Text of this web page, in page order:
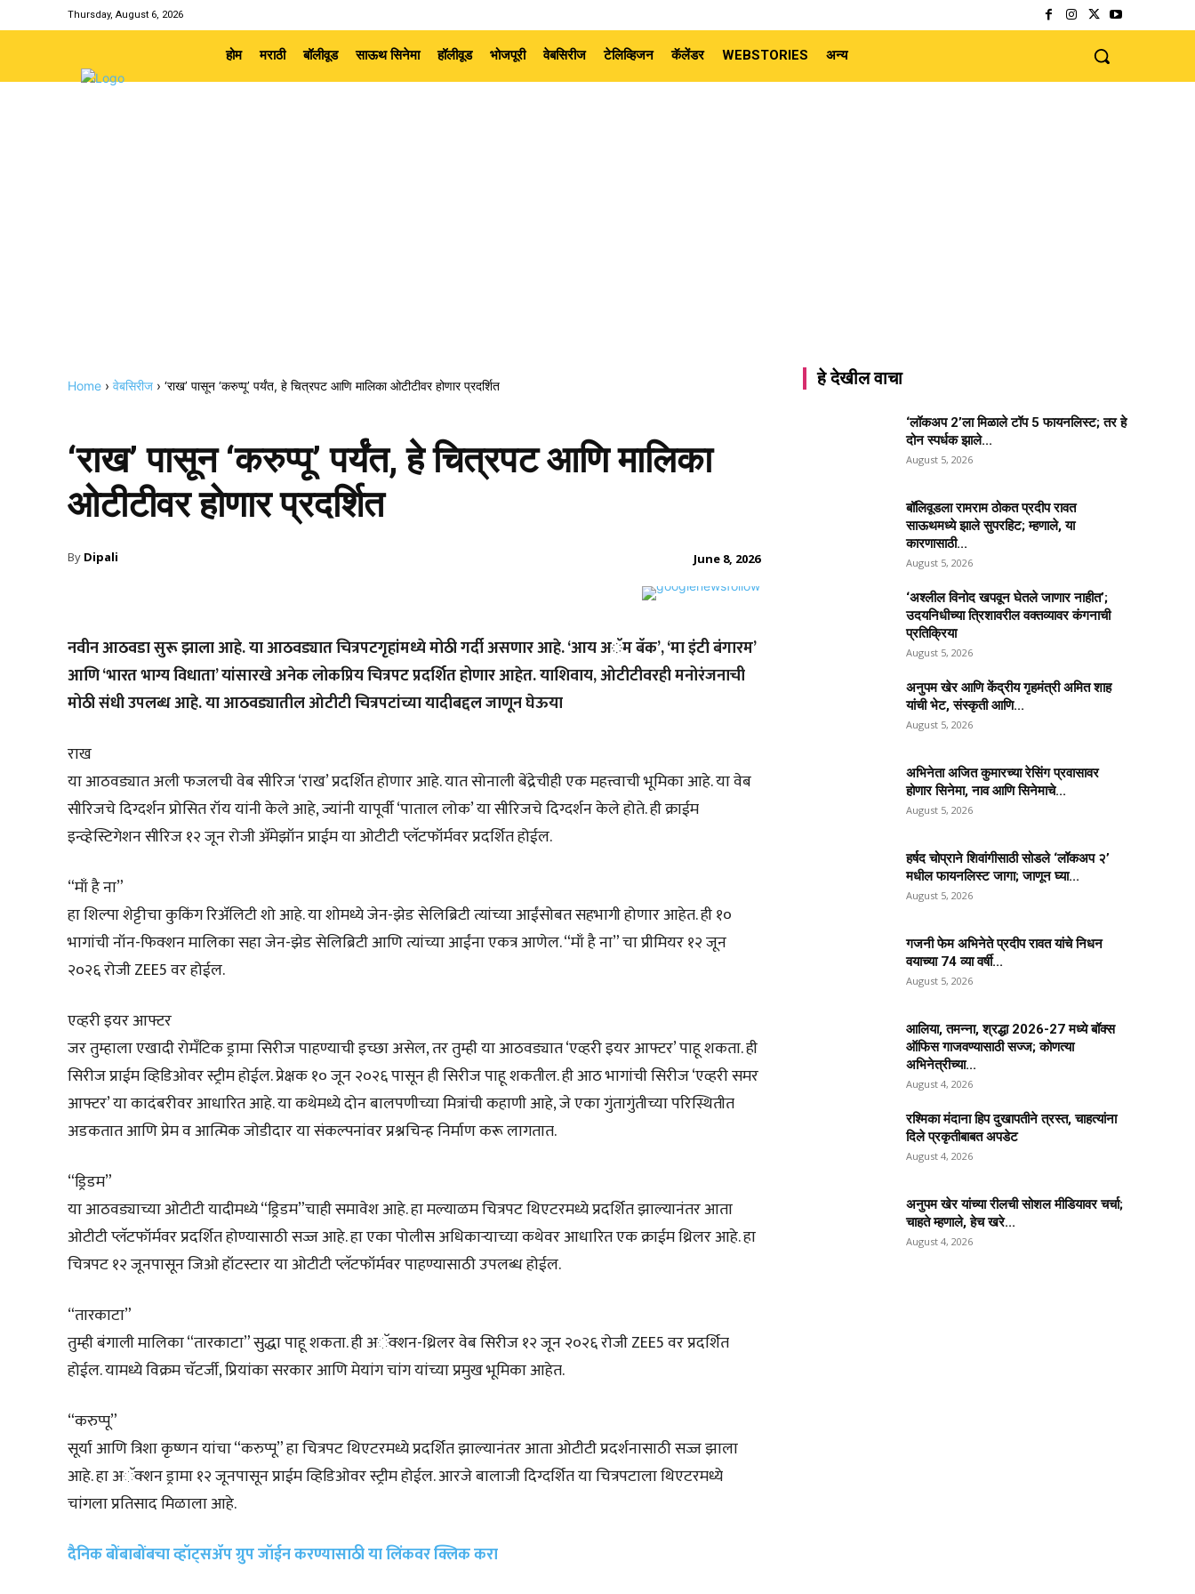
Thursday, August 6, 2026
होम मराठी बॉलीवूड साऊथ सिनेमा हॉलीवूड भोजपूरी वेबसिरीज टेलिव्हिजन कॅलेंडर WEBSTORIES अन्य
Home › वेबसिरीज › ‘राख’ पासून ‘करुप्पू’ पर्यंत, हे चित्रपट आणि मालिका ओटीटीवर होणार प्रदर्शित
‘राख’ पासून ‘करुप्पू’ पर्यंत, हे चित्रपट आणि मालिका
ओटीटीवर होणार प्रदर्शित
By Dipali June 8, 2026
नवीन आठवडा सुरू झाला आहे. या आठवड्यात चित्रपटगृहांमध्ये मोठी गर्दी असणार आहे. ‘आय अॅम बॅक’, ‘मा इंटी बंगारम’
आणि ‘भारत भाग्य विधाता’ यांसारखे अनेक लोकप्रिय चित्रपट प्रदर्शित होणार आहेत. याशिवाय, ओटीटीवरही मनोरंजनाची
मोठी संधी उपलब्ध आहे. या आठवड्यातील ओटीटी चित्रपटांच्या यादीबद्दल जाणून घेऊया
राख
या आठवड्यात अली फजलची वेब सीरिज ‘राख’ प्रदर्शित होणार आहे. यात सोनाली बेंद्रेचीही एक महत्त्वाची भूमिका आहे. या वेब
सीरिजचे दिग्दर्शन प्रोसित रॉय यांनी केले आहे, ज्यांनी यापूर्वी ‘पाताल लोक’ या सीरिजचे दिग्दर्शन केले होते. ही क्राईम
इन्व्हेस्टिगेशन सीरिज १२ जून रोजी ॲमेझॉन प्राईम या ओटीटी प्लॅटफॉर्मवर प्रदर्शित होईल.
“माँ है ना”
हा शिल्पा शेट्टीचा कुकिंग रिॲलिटी शो आहे. या शोमध्ये जेन-झेड सेलिब्रिटी त्यांच्या आईंसोबत सहभागी होणार आहेत. ही १०
भागांची नॉन-फिक्शन मालिका सहा जेन-झेड सेलिब्रिटी आणि त्यांच्या आईंना एकत्र आणेल. “माँ है ना” चा प्रीमियर १२ जून
२०२६ रोजी ZEE5 वर होईल.
एव्हरी इयर आफ्टर
जर तुम्हाला एखादी रोमँटिक ड्रामा सिरीज पाहण्याची इच्छा असेल, तर तुम्ही या आठवड्यात ‘एव्हरी इयर आफ्टर’ पाहू शकता. ही
सिरीज प्राईम व्हिडिओवर स्ट्रीम होईल. प्रेक्षक १० जून २०२६ पासून ही सिरीज पाहू शकतील. ही आठ भागांची सिरीज ‘एव्हरी समर
आफ्टर’ या कादंबरीवर आधारित आहे. या कथेमध्ये दोन बालपणीच्या मित्रांची कहाणी आहे, जे एका गुंतागुंतीच्या परिस्थितीत
अडकतात आणि प्रेम व आत्मिक जोडीदार या संकल्पनांवर प्रश्नचिन्ह निर्माण करू लागतात.
“ड्रिडम”
या आठवड्याच्या ओटीटी यादीमध्ये “ड्रिडम”चाही समावेश आहे. हा मल्याळम चित्रपट थिएटरमध्ये प्रदर्शित झाल्यानंतर आता
ओटीटी प्लॅटफॉर्मवर प्रदर्शित होण्यासाठी सज्ज आहे. हा एका पोलीस अधिकाऱ्याच्या कथेवर आधारित एक क्राईम थ्रिलर आहे. हा
चित्रपट १२ जूनपासून जिओ हॉटस्टार या ओटीटी प्लॅटफॉर्मवर पाहण्यासाठी उपलब्ध होईल.
“तारकाटा”
तुम्ही बंगाली मालिका “तारकाटा” सुद्धा पाहू शकता. ही अॅक्शन-थ्रिलर वेब सिरीज १२ जून २०२६ रोजी ZEE5 वर प्रदर्शित
होईल. यामध्ये विक्रम चॅटर्जी, प्रियांका सरकार आणि मेयांग चांग यांच्या प्रमुख भूमिका आहेत.
“करुप्पू”
सूर्या आणि त्रिशा कृष्णन यांचा “करुप्पू” हा चित्रपट थिएटरमध्ये प्रदर्शित झाल्यानंतर आता ओटीटी प्रदर्शनासाठी सज्ज झाला
आहे. हा अॅक्शन ड्रामा १२ जूनपासून प्राईम व्हिडिओवर स्ट्रीम होईल. आरजे बालाजी दिग्दर्शित या चित्रपटाला थिएटरमध्ये
चांगला प्रतिसाद मिळाला आहे.
दैनिक बोंबाबोंबचा व्हॉट्सॲप ग्रुप जॉईन करण्यासाठी या लिंकवर क्लिक करा
हे देखील वाचा
‘लॉकअप 2’ला मिळाले टॉप 5 फायनलिस्ट; तर हे
दोन स्पर्धक झाले...
August 5, 2026
बॉलिवूडला रामराम ठोकत प्रदीप रावत
साऊथमध्ये झाले सुपरहिट; म्हणाले, या
कारणासाठी...
August 5, 2026
‘अश्लील विनोद खपवून घेतले जाणार नाहीत’;
उदयनिधीच्या त्रिशावरील वक्तव्यावर कंगनाची
प्रतिक्रिया
August 5, 2026
अनुपम खेर आणि केंद्रीय गृहमंत्री अमित शाह
यांची भेट, संस्कृती आणि...
August 5, 2026
अभिनेता अजित कुमारच्या रेसिंग प्रवासावर
होणार सिनेमा, नाव आणि सिनेमाचे...
August 5, 2026
हर्षद चोप्राने शिवांगीसाठी सोडले ‘लॉकअप २’
मधील फायनलिस्ट जागा; जाणून घ्या...
August 5, 2026
गजनी फेम अभिनेते प्रदीप रावत यांचे निधन
वयाच्या 74 व्या वर्षी...
August 5, 2026
आलिया, तमन्ना, श्रद्धा 2026-27 मध्ये बॉक्स
ऑफिस गाजवण्यासाठी सज्ज; कोणत्या
अभिनेत्रीच्या...
August 4, 2026
रश्मिका मंदाना हिप दुखापतीने त्रस्त, चाहत्यांना
दिले प्रकृतीबाबत अपडेट
August 4, 2026
अनुपम खेर यांच्या रीलची सोशल मीडियावर चर्चा;
चाहते म्हणाले, हेच खरे...
August 4, 2026